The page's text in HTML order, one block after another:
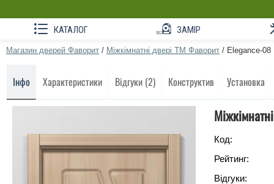
КАТАЛОГ ЗАМІР
Магазин дверей Фаворит / Міжкімнатні двері ТМ Фаворит / Elegance-08
Інфо Характеристики Відгуки (2) Конструктив Установка
Код:
Рейтинг:
Відгуки: